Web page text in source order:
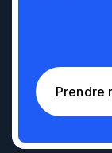
Prendre